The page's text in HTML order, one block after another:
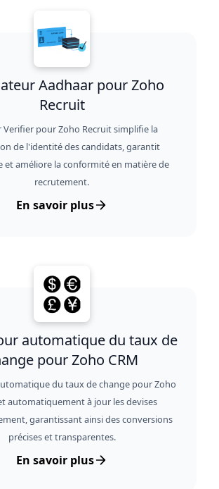
Aadhaar pour Zoho
Recruit
Verifier pour Zoho Recruit simplifie la
de l'identité des candidats, garantit
et améliore la conformité en matière de
recrutement.
En savoir plus
automatique du taux de
pour Zoho CRM
du taux de change pour Zoho
automatiquement à jour les devises
garantissant ainsi des conversions
précises et transparentes.
En savoir plus